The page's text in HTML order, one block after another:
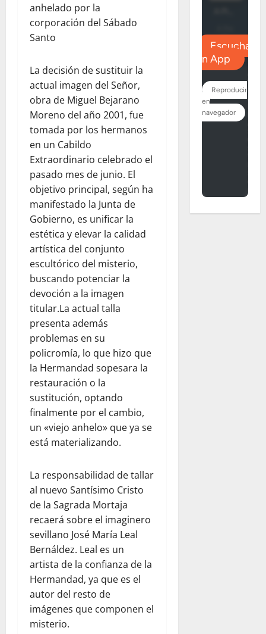
anhelado por la
corporación del Sábado
Santo
La decisión de sustituir la
actual imagen del Señor,
obra de Miguel Bejarano
Moreno del año 2001, fue
tomada por los hermanos
en un Cabildo
Extraordinario celebrado el
pasado mes de junio. El
objetivo principal, según ha
manifestado la Junta de
Gobierno, es unificar la
estética y elevar la calidad
artística del conjunto
escultórico del misterio,
buscando potenciar la
devoción a la imagen
titular.La actual talla
presenta además
problemas en su
policromía, lo que hizo que
la Hermandad sopesara la
restauración o la
sustitución, optando
finalmente por el cambio,
un «viejo anhelo» que ya se
está materializando.
La responsabilidad de tallar
al nuevo Santísimo Cristo
de la Sagrada Mortaja
recaerá sobre el imaginero
sevillano José María Leal
Bernáldez. Leal es un
artista de la confianza de la
Hermandad, ya que es el
autor del resto de
imágenes que componen el
misterio.